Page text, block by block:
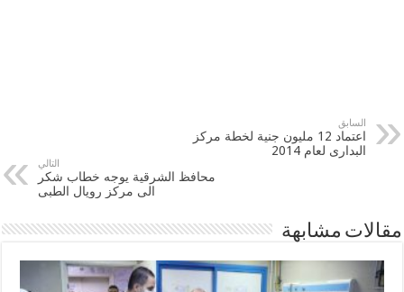
السابق
اعتماد 12 مليون جنية لخطة مركز
البدارى لعام 2014
التالي
محافظ الشرقية يوجه خطاب شكر
الى مركز رويال الطبى
مقالات مشابهة